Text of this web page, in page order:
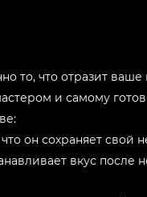
то, что отразит
и самому
он сохраняет
вкус после